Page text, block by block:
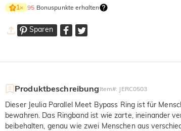
1× 95 Bonuspunkte erhalten
Sparen
Produktbeschreibung Item#: JERC0503
Dieser Jeulia Parallel Meet Bypass Ring ist für
bewahren. Das Ringband ist wie zarte, ineinander
beibehalten, genau wie zwei Menschen aus